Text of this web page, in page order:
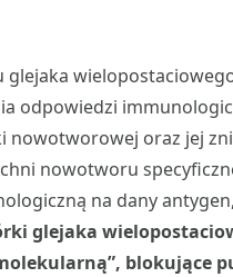
glejaka
odpowiedzi
oraz jej
nowotworu
na dany
glejaka
blokujące